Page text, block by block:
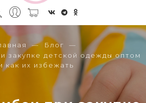
Блог
закупке детской одежды оптом
как их избежать